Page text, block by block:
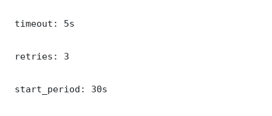
timeout: 5s
retries: 3
start_period: 30s